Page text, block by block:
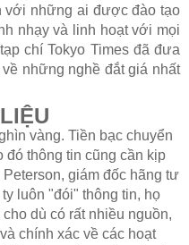
với những ai được đào tạo
nhạy và linh hoạt với mọi
chí Tokyo Times đã đưa
những nghề đắt giá nhất
vàng. Tiền bạc chuyển
đó thông tin cũng cần kịp
giám đốc hãng tư
luôn "đói" thông tin, họ
dù có rất nhiều nguồn,
chính xác về các hoạt